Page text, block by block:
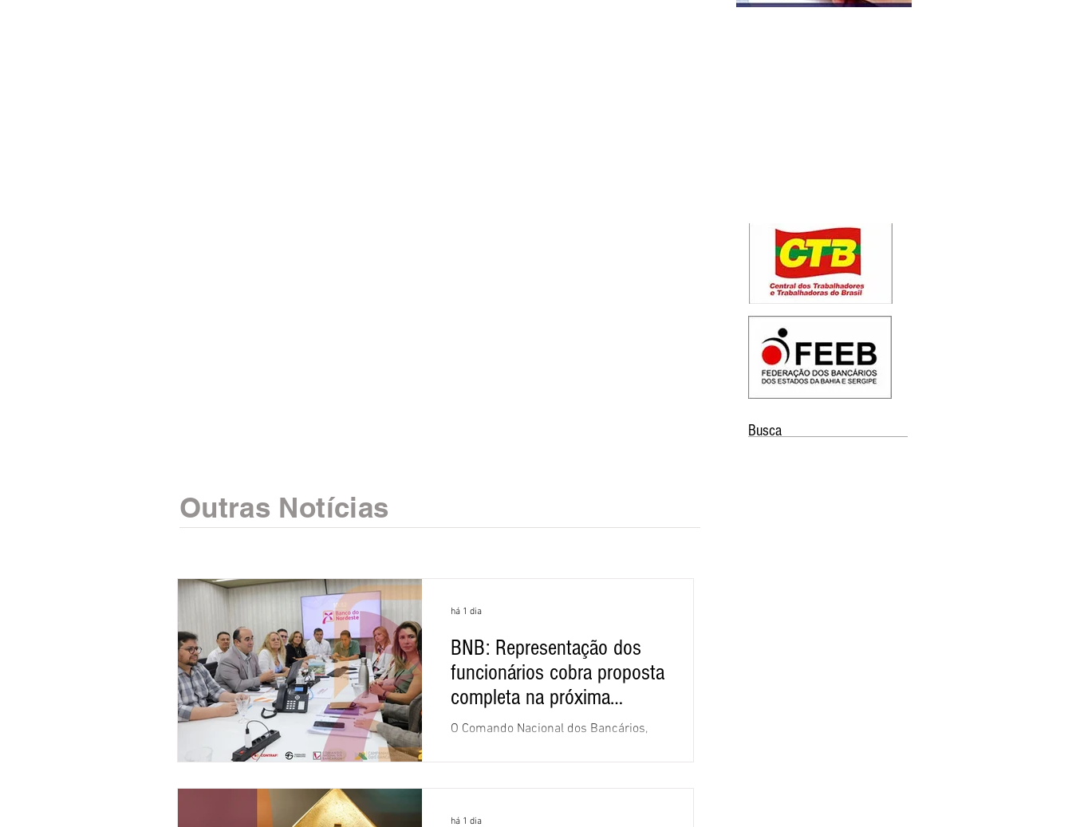
Busca
Outras Notícias
BNB: Representação dos
funcionários cobra proposta
completa na próxima
negociação
O Comando Nacional dos Bancários,
dos Funcionários do Banco do
Nordeste do Brasil (CNFBNB), concluiu
há 1 dia
há 1 dia